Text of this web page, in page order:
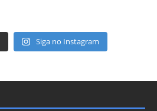
Siga no Instagram